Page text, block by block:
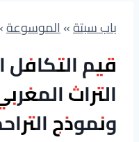
باب سبتة»الموسوعة
قيم
التراث
ونموذج